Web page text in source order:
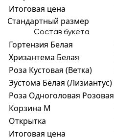
Итоговая цена
Стандартный размер
Состав букета
Гортензия Белая
Хризантема Белая
Роза Кустовая (Ветка)
Эустома Белая (Лизиантус)
Роза Одноголовая Розовая
Корзина M
Открытка
Итоговая цена